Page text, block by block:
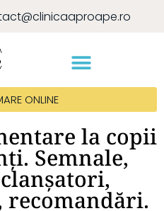
ONLINE
la copii
Semnale,
recomandări.